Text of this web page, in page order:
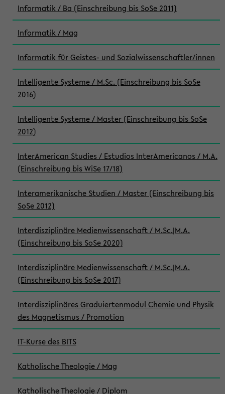
Informatik / Ba (Einschreibung bis SoSe 2011)
Informatik / Mag
Informatik für Geistes- und Sozialwissenschaftler/innen
Intelligente Systeme / M.Sc. (Einschreibung bis SoSe
2016)
Intelligente Systeme / Master (Einschreibung bis SoSe
2012)
InterAmerican Studies / Estudios InterAmericanos / M.A.
(Einschreibung bis WiSe 17/18)
Interamerikanische Studien / Master (Einschreibung bis
SoSe 2012)
Interdisziplinäre Medienwissenschaft / M.Sc.|M.A.
(Einschreibung bis SoSe 2020)
Interdisziplinäre Medienwissenschaft / M.Sc.|M.A.
(Einschreibung bis SoSe 2017)
Interdisziplinäres Graduiertenmodul Chemie und Physik
des Magnetismus / Promotion
IT-Kurse des BITS
Katholische Theologie / Mag
Katholische Theologie / Diplom